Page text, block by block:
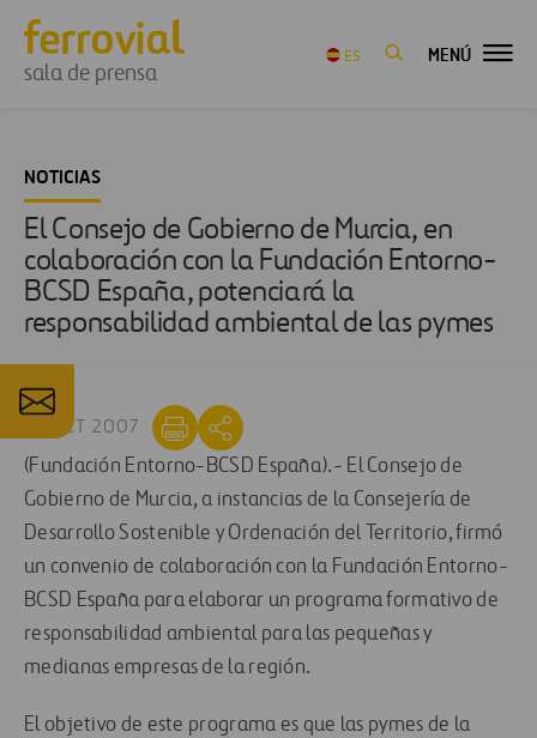
sala de prensa
ES MENÚ
NOTICIAS
El Consejo de Gobierno de Murcia, en
colaboración con la Fundación Entorno-
BCSD España, potenciará la
responsabilidad ambiental de las pymes
01 OCT 2007
(Fundación Entorno-BCSD España).- El Consejo de
Gobierno de Murcia, a instancias de la Consejería de
Desarrollo Sostenible y Ordenación del Territorio, firmó
un convenio de colaboración con la Fundación Entorno-
BCSD España para elaborar un programa formativo de
responsabilidad ambiental para las pequeñas y
medianas empresas de la región.
El objetivo de este programa es que las pymes de la